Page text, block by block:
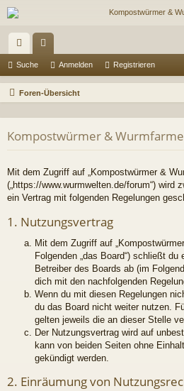
ch
ne
riff
en
Suche Anmelden Registrieren
Foren-Übersicht
Kompostwürmer &
Mit dem Zugriff auf „Kompostwürmer &
(„https://www.wurmwelten.de/forum“) wird
ein Vertrag mit folgenden Regelungen
1. Nutzungsvertrag
Mit dem Zugriff auf
Folgenden „das Board“) schließt
Betreiber des Boards ab (im
dich mit den nachfolgenden
Wenn du mit diesen Regelungen
du das Board nicht weiter nutzen.
gelten jeweils die an dieser Stelle
Der Nutzungsvertrag wird auf
kann von beiden Seiten ohne
gekündigt werden.
2. Einräumung von